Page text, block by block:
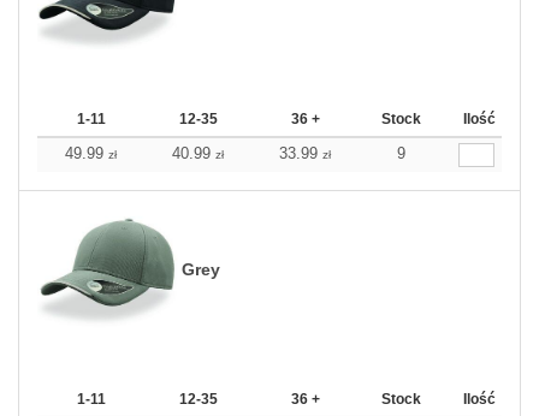
1-11 12-35 36 + Stock Ilość
49.99 zł 40.99 zł 33.99 zł 9
Grey
1-11 12-35 36 + Stock Ilość